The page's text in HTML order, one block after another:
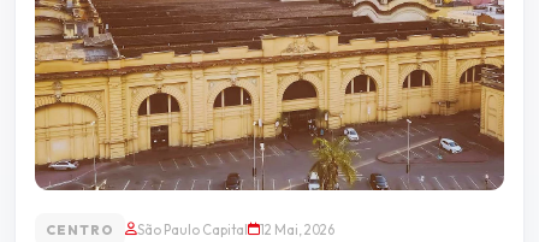
CENTRO São Paulo Capital 12 Mai, 2026